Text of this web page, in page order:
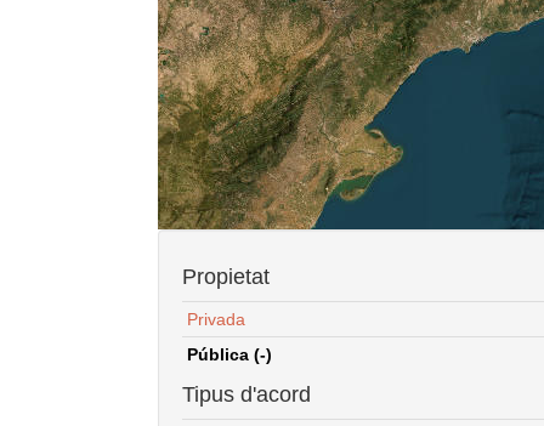
Propietat
Privada
Pública (-)
Tipus d'acord